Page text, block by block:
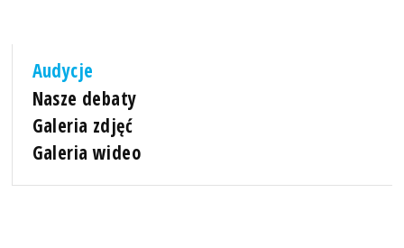
Audycje
Nasze debaty
Galeria zdjęć
Galeria wideo